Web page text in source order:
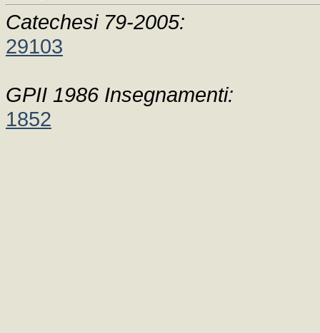
Catechesi 79-2005:
29103
GPII 1986 Insegnamenti:
1852